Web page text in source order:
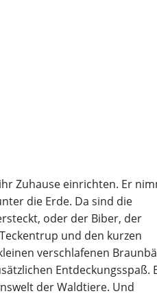
Zuhause einrichten. Er
die Erde. Da sind die
oder der Biber, der
und den kurzen
verschlafenen
Entdeckungsspaß.
der Waldtiere. Und